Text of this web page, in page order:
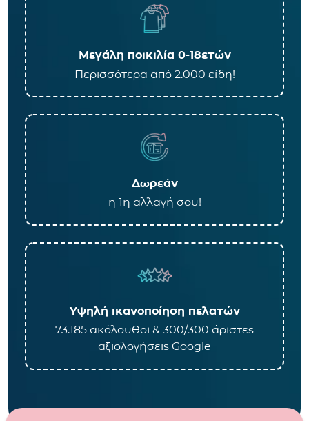
Μεγάλη ποικιλία 0-18ετών
Περισσότερα από 2.000 είδη!
Δωρεάν
η 1η αλλαγή σου!
Υψηλή ικανοποίηση πελατών
73.185 ακόλουθοι & 300/300 άριστες
αξιολογήσεις Google